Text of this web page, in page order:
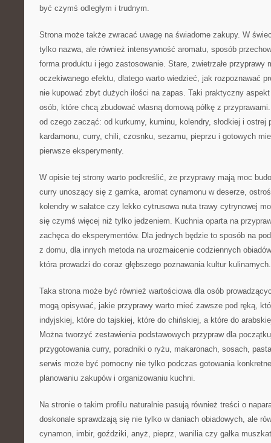
być czymś odległym i trudnym.
Strona może także zwracać uwagę na świadome zakupy. W
tylko nazwa, ale również intensywność aromatu, sposób
forma produktu i jego zastosowanie. Stare, zwietrzałe przyprawy
oczekiwanego efektu, dlatego warto wiedzieć, jak rozpoznawać
nie kupować zbyt dużych ilości na zapas. Taki praktyczny
osób, które chcą zbudować własną domową półkę z
od czego zacząć: od kurkumy, kuminu, kolendry, słodkiej i ostrej
kardamonu, curry, chili, czosnku, sezamu, pieprzu i gotowych
pierwsze eksperymenty.
W opisie tej strony warto podkreślić, że przyprawy mają moc
curry unoszący się z garnka, aromat cynamonu w deserze,
kolendry w sałatce czy lekko cytrusowa nuta trawy cytrynowej
się czymś więcej niż tylko jedzeniem. Kuchnia oparta na
zachęca do eksperymentów. Dla jednych będzie to sposób na
z domu, dla innych metoda na urozmaicenie codziennych
która prowadzi do coraz głębszego poznawania kultur kulinarnych.
Taka strona może być również wartościowa dla osób
mogą opisywać, jakie przyprawy warto mieć zawsze pod ręką,
indyjskiej, które do tajskiej, które do chińskiej, a które do
Można tworzyć zestawienia podstawowych przypraw dla
przygotowania curry, poradniki o ryżu, makaronach, sosach,
serwis może być pomocny nie tylko podczas gotowania
planowaniu zakupów i organizowaniu kuchni.
Na stronie o takim profilu naturalnie pasują również treści o
doskonale sprawdzają się nie tylko w daniach obiadowych, ale
cynamon, imbir, goździki, anyż, pieprz, wanilia czy gałka